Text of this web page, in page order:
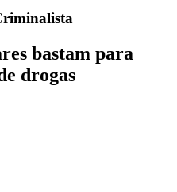
bastam para
drogas